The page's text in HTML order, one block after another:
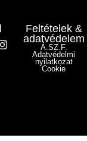
Feltételek &
adatvédelem
Á.SZ.F.
Adatvédelmi
nyilatkozat
Cookie